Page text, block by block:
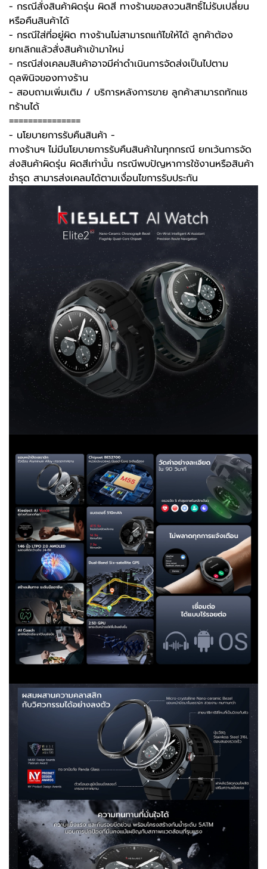
- กรณีสั่งสินค้าผิดรุ่น ผิดสี ทางร้านขอสงวนสิทธิ์ไม่รับเปลี่ยน
หรือคืนสินค้าได้
- กรณีใส่ที่อยู่ผิด ทางร้านไม่สามารถแก้ไขให้ได้ ลูกค้าต้อง
ยกเลิกแล้วสั่งสินค้าเข้ามาใหม่
- กรณีส่งเคลมสินค้าอาจมีค่าดำเนินการจัดส่งเป็นไปตาม
ดุลพินิจของทางร้าน
- สอบถามเพิ่มเติม / บริการหลังการขาย ลูกค้าสามารถทักแช
ทร้านได้
===============
-️ นโยบายการรับคืนสินค้า -️
ทางร้านฯ ไม่มีนโยบายการรับคืนสินค้าในทุกกรณี ยกเว้นการจัด
ส่งสินค้าผิดรุ่น ผิดสีเท่านั้น กรณีพบปัญหาการใช้งานหรือสินค้า
ชำรุด สามารส่งเคลมได้ตามเงื่อนไขการรับประกัน